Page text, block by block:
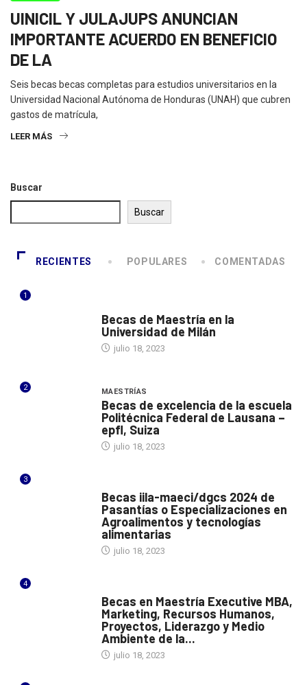
UINICIL Y JULAJUPS ANUNCIAN
IMPORTANTE ACUERDO EN BENEFICIO
DE LA
Seis becas becas completas para estudios universitarios en la
Universidad Nacional Autónoma de Honduras (UNAH) que cubren
gastos de matrícula,
LEER MÁS
Buscar
Buscar
RECIENTES POPULARES COMENTADAS
1
Becas de Maestría en la
Universidad de Milán
julio 18, 2023
2 MAESTRÍAS
Becas de excelencia de la escuela
Politécnica Federal de Lausana –
epfl, Suiza
julio 18, 2023
3
Becas iila-maeci/dgcs 2024 de
Pasantías o Especializaciones en
Agroalimentos y tecnologías
alimentarias
julio 18, 2023
4
Becas en Maestría Executive MBA,
Marketing, Recursos Humanos,
Proyectos, Liderazgo y Medio
Ambiente de la...
julio 18, 2023